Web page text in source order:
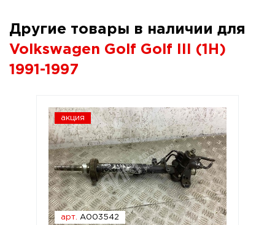
Другие товары в наличии для
Volkswagen Golf Golf III (1H)
1991-1997
акция
арт. A003542